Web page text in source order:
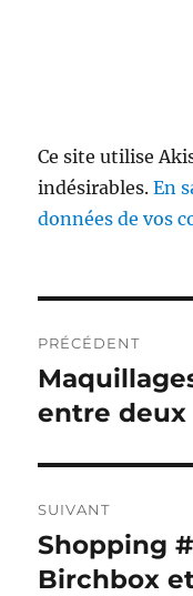
Ce site utilise
indésirables.En
données de vos
de
l’article
PRÉCÉDENT
Publication
précédente :
entre deux
SUIVANT
Publication
suivante :
Shopping
Birchbox